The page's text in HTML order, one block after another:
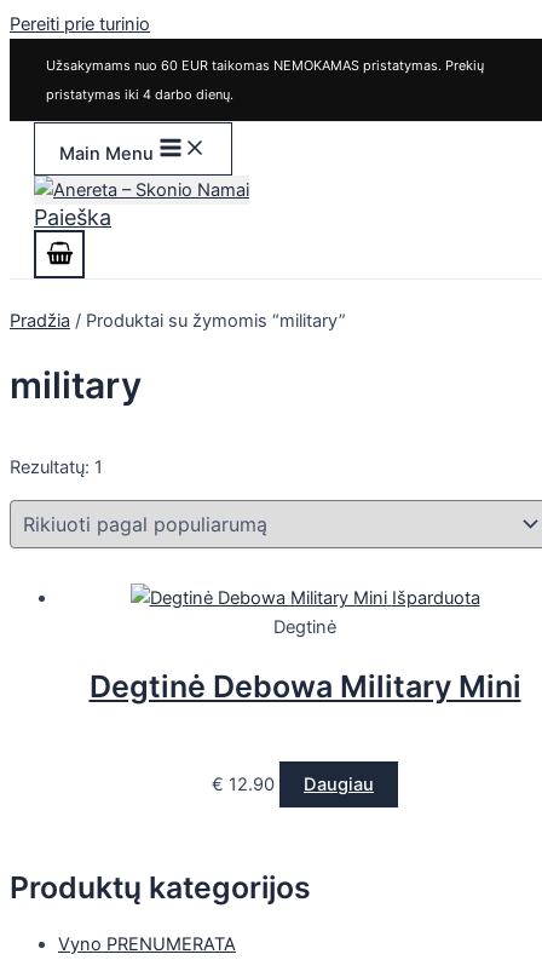
Pereiti prie turinio
Užsakymams nuo 60 EUR taikomas NEMOKAMAS pristatymas. Prekių
pristatymas iki 4 darbo dienų.
Main Menu
Paieška
Produktų kategorijos
Vyno PRENUMERATA
Pradžia / Produktai su žymomis “military”
military
Rezultatų: 1
Išparduota
Degtinė
Degtinė Debowa Military Mini
€ 12.90 Daugiau